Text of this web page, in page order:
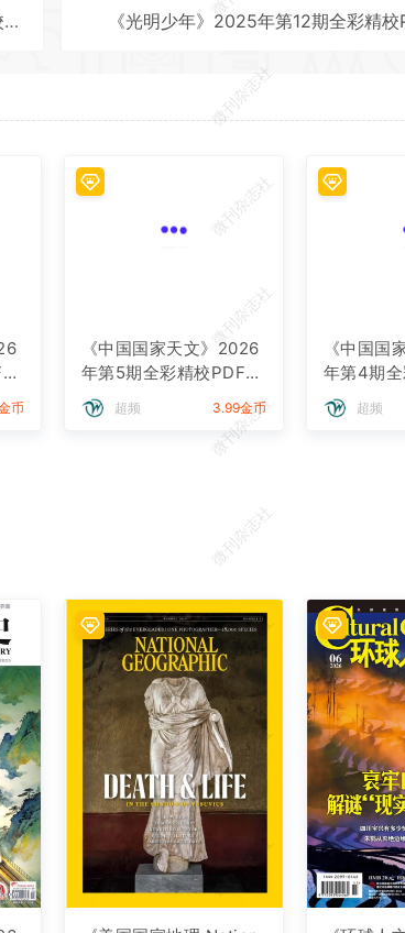
《光明少年》2025年第12期全彩精
币
《中国国家天文》2026
年第5期全彩精校PDF杂
志下载
超频 3.99金币
《中国国
年第4期
志下载
超频
微刊杂志社
微刊杂志社
微刊杂志社
微刊杂志社
微刊杂志社
微刊杂志社
微刊杂志社
微刊杂志社